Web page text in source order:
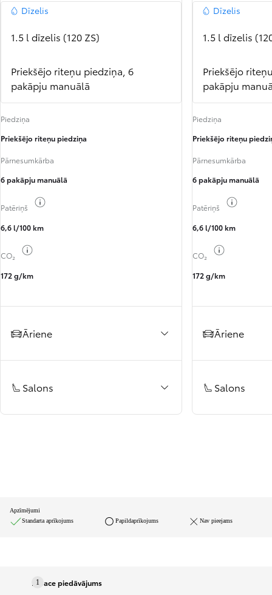
Dīzelis
1.5 l dīzelis (120 ZS)
Priekšējo riteņu piedziņa, 6
pakāpju manuālā
Piedziņa
Priekšējo riteņu piedziņa
Pārnesumkārba
6 pakāpju manuālā
Patēriņš
6,6 l/100 km
CO₂
172 g/km
Āriene
Salons
Dīzelis
1.5 l dīzelis
Priekšējo
pakāpju
Piedziņa
Priekšējo riteņu
Pārnesumkārba
6 pakāpju manuālā
Patēriņš
6,6 l/100 km
CO₂
172 g/km
Āriene
Salons
Apzīmējumi
Standarta aprīkojums
Papildaprīkojums Nav pieejams
1
Proace piedāvājums